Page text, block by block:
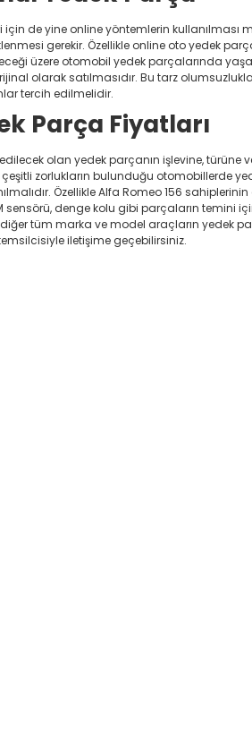
de yine online yöntemlerin
gerekir. Özellikle online oto yedek
üzere otomobil yedek parçalarında
olarak satılmasıdır. Bu tarz
tercih edilmelidir.
Parça Fiyatları
olan yedek parçanın işlevine, türüne
zorlukların bulunduğu otomobillerde
Özellikle Alfa Romeo 156
sensörü, denge kolu gibi parçaların temini
tüm marka ve model araçların yedek
iletişime geçebilirsiniz.